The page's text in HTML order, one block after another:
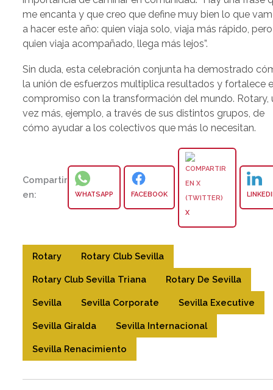
me encanta y que creo que define muy bien lo que
a hacer este año: quien viaja solo, viaja más rápido, pero
quien viaja acompañado, llega más lejos”.
Sin duda, esta celebración conjunta ha demostrado
la unión de esfuerzos multiplica resultados y fortalece
compromiso con la transformación del mundo. Rotary,
vez más, ejemplo, a través de sus distintos grupos, de
cómo ayudar a los colectivos que más lo necesitan.
Compartir
en:
WHATSAPP FACEBOOK
X
Rotary Rotary Club Sevilla
Rotary Club Sevilla Triana Rotary De Sevilla
Sevilla Sevilla Corporate Sevilla Executive
Sevilla Giralda Sevilla Internacional
Sevilla Renacimiento